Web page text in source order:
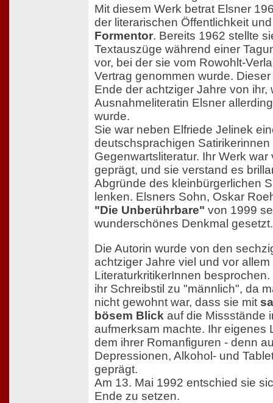
Mit diesem Werk betrat Elsner
der literarischen Öffentlichkeit
Formentor. Bereits 1962 stellte
Textauszüge während einer
vor, bei der sie vom Rowohlt-
Vertrag genommen wurde.
Ende der achtziger Jahre von ihr,
Ausnahmeliteratin Elsner
wurde.
Sie war neben Elfriede Jelinek
deutschsprachigen Satirikerinnen
Gegenwartsliteratur. Ihr Werk
geprägt, und sie verstand es
Abgründe des kleinbürgerlichen
lenken. Elsners Sohn, Oskar
"Die Unberührbare" von 1999
wunderschönes Denkmal gesetzt.
Die Autorin wurde von den
achtziger Jahre viel und vor
LiteraturkritikerInnen
ihr Schreibstil zu "männlich", da
nicht gewohnt war, dass sie mit
bösem Blick auf die Missstände
aufmerksam machte. Ihr eigenes
dem ihrer Romanfiguren - denn
Depressionen, Alkohol- und
geprägt.
Am 13. Mai 1992 entschied sie
Ende zu setzen.